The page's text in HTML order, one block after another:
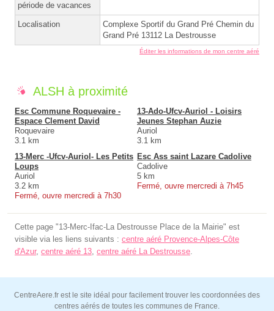
période de vacances
Localisation
Complexe Sportif du Grand Pré Chemin du
Grand Pré 13112 La Destrousse
Éditer les informations de mon centre aéré
ALSH à proximité
Esc Commune Roquevaire -
Espace Clement David
Roquevaire
3.1 km
13-Ado-Ufcv-Auriol - Loisirs
Jeunes Stephan Auzie
Auriol
3.1 km
13-Merc -Ufcv-Auriol- Les Petits
Loups
Auriol
3.2 km
Fermé, ouvre mercredi à 7h30
Esc Ass saint Lazare Cadolive
Cadolive
5 km
Fermé, ouvre mercredi à 7h45
Cette page "13-Merc-Ifac-La Destrousse Place de la Mairie" est
visible via les liens suivants : centre aéré Provence-Alpes-Côte
d'Azur, centre aéré 13, centre aéré La Destrousse.
CentreAere.fr est le site idéal pour facilement trouver les coordonnées des
centres aérés de toutes les communes de France.